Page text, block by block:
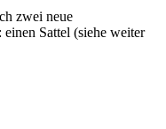
zwei neue
Sattel (siehe weiter